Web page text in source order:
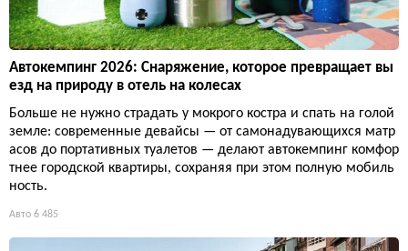
Автокемпинг 2026: Снаряжение, которое превращает вы
езд на природу в отель на колесах
Больше не нужно страдать у мокрого костра и спать на голой
земле: современные девайсы — от самонадувающихся матр
асов до портативных туалетов — делают автокемпинг комфор
тнее городской квартиры, сохраняя при этом полную мобиль
ность.
Авто 6 485